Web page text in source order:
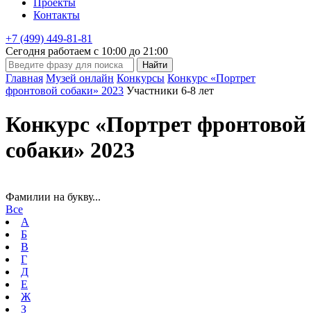
Проекты
Контакты
+7 (499) 449-81-81
Сегодня работаем с 10:00 до 21:00
Главная Музей онлайн Конкурсы Конкурс «Портрет
фронтовой собаки» 2023 Участники 6-8 лет
Конкурс «Портрет фронтовой
собаки» 2023
Фамилии на букву...
Все
А
Б
В
Г
Д
Е
Ж
З